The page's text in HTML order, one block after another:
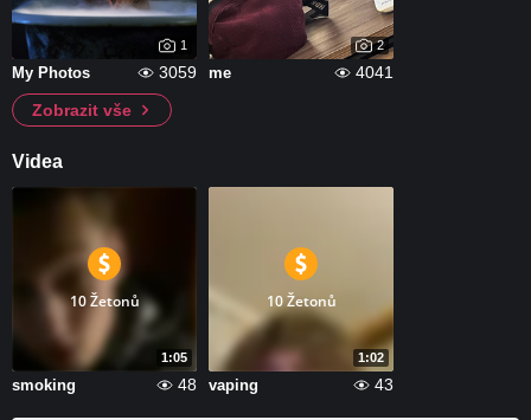
1
My Photos 3059
2
me
4041
Zobrazit vše
Videa
1:05
10 Žetonů
smoking 48
1:02
10 Žetonů
vaping 43